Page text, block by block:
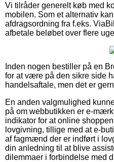
Vi tilråder generelt køb med
mobilen. Som et alternativ
afdragsordning fra f.eks.
afbetale beløbet over flere
Inden nogen bestiller på en
for at være på den sikre side
handelsaftale, men det er
En anden valgmulighed
på om webbutikken er e-
indikator for at online
lovgivning, tillige med at e-
af fagmænd der er indført i
din anledning til at blive
dilemmaer i forbindelse med